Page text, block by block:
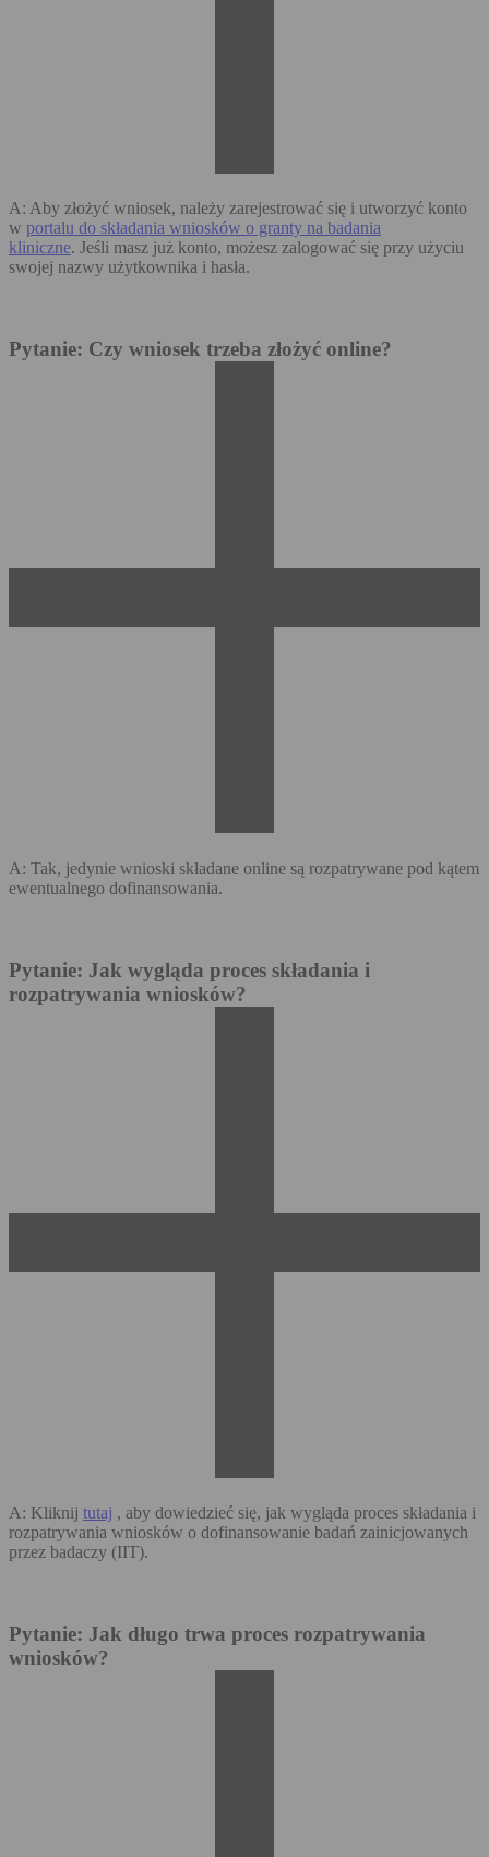
A: Aby złożyć wniosek, należy zarejestrować się i utworzyć konto
w portalu do składania wniosków o granty na badania
kliniczne. Jeśli masz już konto, możesz zalogować się przy użyciu
swojej nazwy użytkownika i hasła.
Pytanie: Czy wniosek trzeba złożyć online?
A: Tak, jedynie wnioski składane online są rozpatrywane pod kątem
ewentualnego dofinansowania.
Pytanie: Jak wygląda proces składania i
rozpatrywania wniosków?
A: Kliknij tutaj , aby dowiedzieć się, jak wygląda proces składania i
rozpatrywania wniosków o dofinansowanie badań zainicjowanych
przez badaczy (IIT).
Pytanie: Jak długo trwa proces rozpatrywania
wniosków?